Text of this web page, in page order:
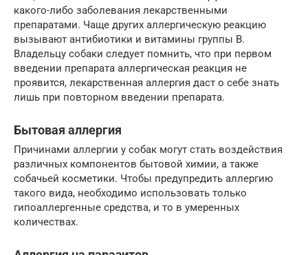
какого-либо заболевания лекарственными
препаратами. Чаще других аллергическую реакцию
вызывают антибиотики и витамины группы В.
Владельцу собаки следует помнить, что при первом
введении препарата аллергическая реакция не
проявится, лекарственная аллергия даст о себе знать
лишь при повторном введении препарата.
Бытовая аллергия
Причинами аллергии у собак могут стать воздействия
различных компонентов бытовой химии, а также
собачьей косметики. Чтобы предупредить аллергию
такого вида, необходимо использовать только
гипоаллергенные средства, и то в умеренных
количествах.